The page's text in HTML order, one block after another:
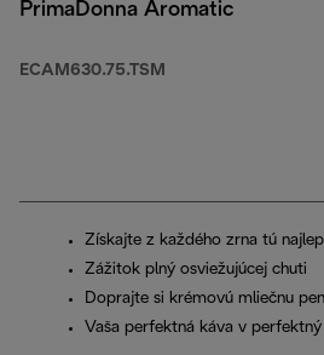
PrimaDonna Aromatic
ECAM630.75.TSM
Získajte z každého zrna tú
Zážitok plný osviežujúcej chuti
Doprajte si krémovú mliečnu
Vaša perfektná káva v perfektný